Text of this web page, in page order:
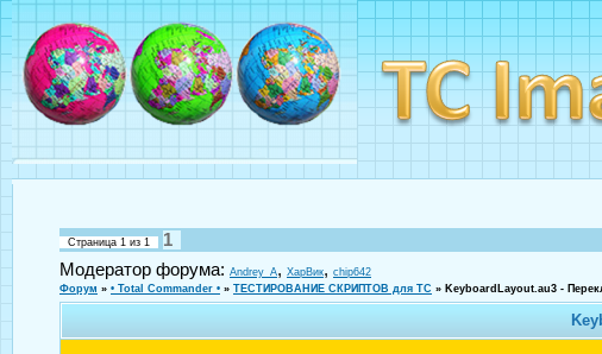
Страница 1 из 1
1
Модератор форума: Andrey_A, ХарВик, chip642
Форум » • Total Commander • » ТЕСТИРОВАНИЕ СКРИПТОВ для TC » KeyboardLayout.au3 -